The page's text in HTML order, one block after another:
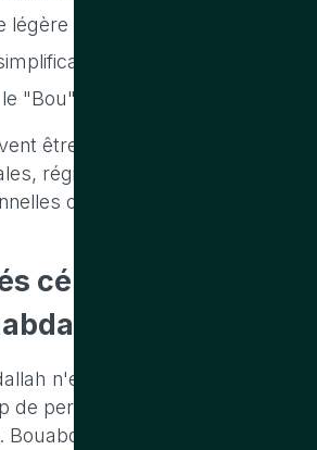
légère variation orthographique.
du prénom.
"Bou" et simplifier encore plus.
être influencées par des
régionales ou par des
ou familiales.
célèbres
n'est pas très courant, et il
de personnalités célèbres
est un prénom